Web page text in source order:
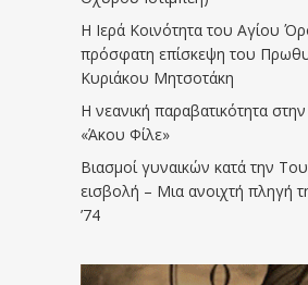
Η Ιερά Κοινότητα του Αγίου
πρόσφατη επίσκεψη του
Κυριάκου Μητσοτάκη
Η νεανική παραβατικότητα
«Άκου Φίλε»
Βιασμοί γυναικών κατά την
εισβολή – Μια ανοιχτή πληγή
’74